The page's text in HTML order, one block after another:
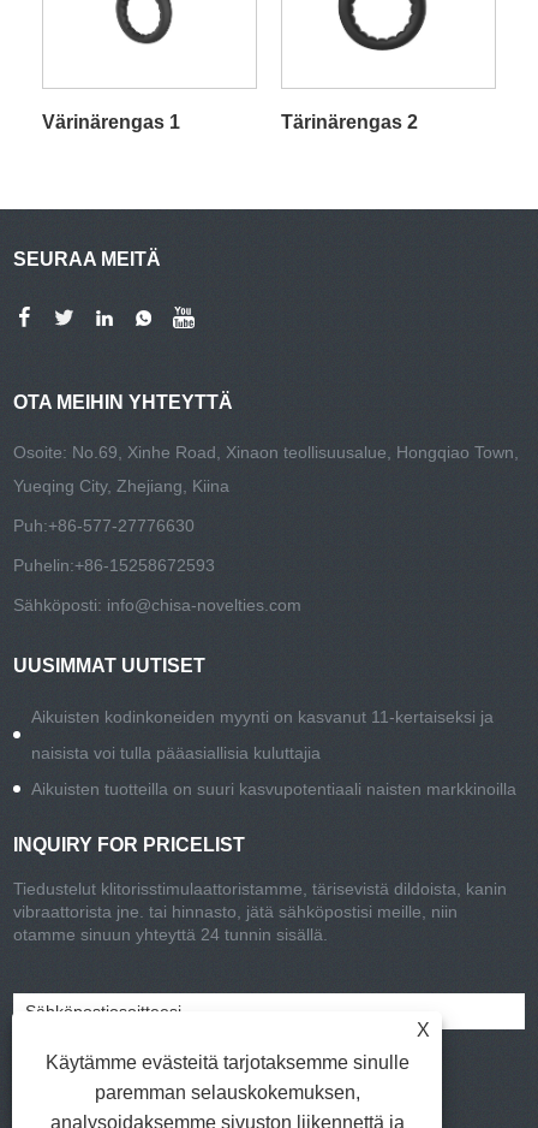
Värinärengas 1 Tärinärengas 2
SEURAA MEITÄ
OTA MEIHIN YHTEYTTÄ
Osoite: No.69, Xinhe Road, Xinaon teollisuusalue, Hongqiao Town,
Yueqing City, Zhejiang, Kiina
Puh:+86-577-27776630
Puhelin:+86-15258672593
Sähköposti: info@chisa-novelties.com
UUSIMMAT UUTISET
Aikuisten kodinkoneiden myynti on kasvanut 11-kertaiseksi ja
naisista voi tulla pääasiallisia kuluttajia
Aikuisten tuotteilla on suuri kasvupotentiaali naisten markkinoilla
INQUIRY FOR PRICELIST
Tiedustelut klitorisstimulaattoristamme, tärisevistä dildoista, kanin
vibraattorista jne. tai hinnasto, jätä sähköpostisi meille, niin
otamme sinuun yhteyttä 24 tunnin sisällä.
X
Käytämme evästeitä tarjotaksemme sinulle
paremman selauskokemuksen,
analysoidaksemme sivuston liikennettä ja